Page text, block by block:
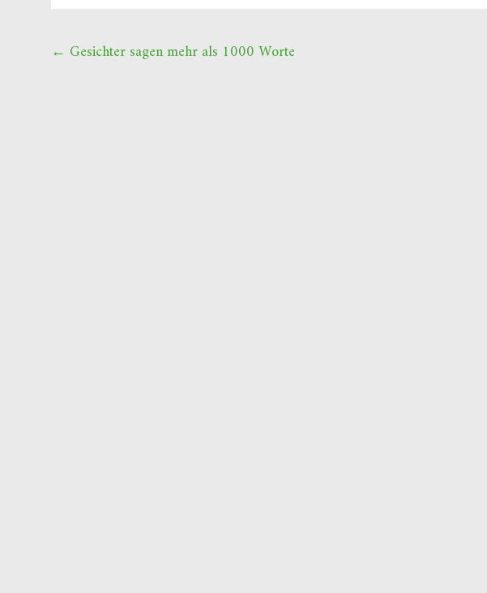
Beitragsnavigation
← Gesichter sagen mehr als 1000 Worte